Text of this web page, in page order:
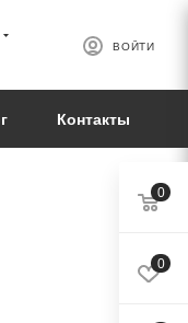
ВОЙТИ
Контакты
0
0